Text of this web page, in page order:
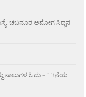
ಚಬನೂರ ಅಮೋಗ ಸಿದ್ದನ
ಸಾಲುಗಳ ಓದು – 13ನೆಯ